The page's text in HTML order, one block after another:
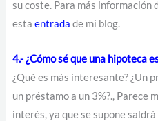
su coste. Para más información
esta entrada de mi blog.
4.- ¿Cómo sé que una hipoteca
¿Qué es más interesante? ¿Un
un préstamo a un 3%?., Parece
interés, ya que se supone